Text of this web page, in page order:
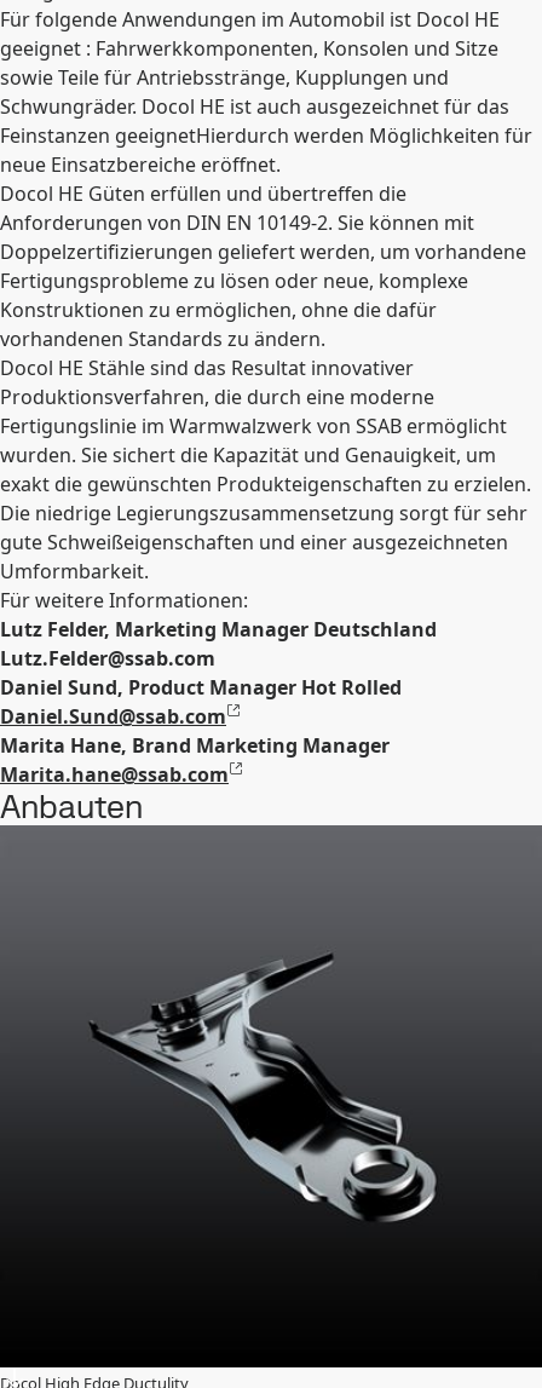
Für folgende Anwendungen im Automobil ist Docol HE
geeignet : Fahrwerkkomponenten, Konsolen und Sitze
sowie Teile für Antriebsstränge, Kupplungen und
Schwungräder. Docol HE ist auch ausgezeichnet für das
Feinstanzen geeignetHierdurch werden Möglichkeiten für
neue Einsatzbereiche eröffnet.
Docol HE Güten erfüllen und übertreffen die
Anforderungen von DIN EN 10149-2. Sie können mit
Doppelzertifizierungen geliefert werden, um vorhandene
Fertigungsprobleme zu lösen oder neue, komplexe
Konstruktionen zu ermöglichen, ohne die dafür
vorhandenen Standards zu ändern.
Docol HE Stähle sind das Resultat innovativer
Produktionsverfahren, die durch eine moderne
Fertigungslinie im Warmwalzwerk von SSAB ermöglicht
wurden. Sie sichert die Kapazität und Genauigkeit, um
exakt die gewünschten Produkteigenschaften zu erzielen.
Die niedrige Legierungszusammensetzung sorgt für sehr
gute Schweißeigenschaften und einer ausgezeichneten
Umformbarkeit.
Für weitere Informationen:
Lutz Felder, Marketing Manager Deutschland
Lutz.Felder@ssab.com
Daniel Sund, Product Manager Hot Rolled
Daniel.Sund@ssab.com
Marita Hane, Brand Marketing Manager
Marita.hane@ssab.com
Anbauten
Docol High Edge Ductulity